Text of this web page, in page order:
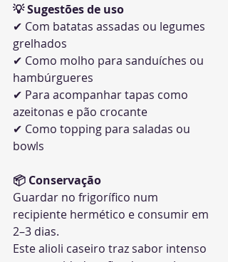
💡 Sugestões de uso
✔ Com batatas assadas ou legumes
grelhados
✔ Como molho para sanduíches ou
hambúrgueres
✔ Para acompanhar tapas como
azeitonas e pão crocante
✔ Como topping para saladas ou
bowls
📦 Conservação
Guardar no frigorífico num
recipiente hermético e consumir em
2–3 dias.
Este alioli caseiro traz sabor intenso